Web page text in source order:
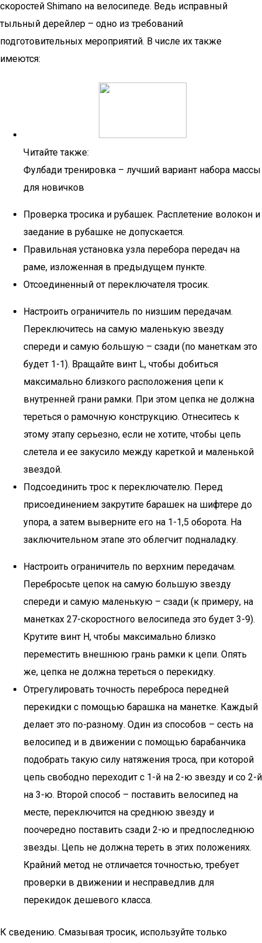
скоростей Shimano на велосипеде. Ведь исправный
тыльный дерейлер – одно из требований
подготовительных мероприятий. В числе их также
имеются:
Читайте также:
Фулбади тренировка – лучший вариант набора массы
для новичков
Проверка тросика и рубашек. Расплетение волокон и
заедание в рубашке не допускается.
Правильная установка узла перебора передач на
раме, изложенная в предыдущем пункте.
Отсоединенный от переключателя тросик.
Настроить ограничитель по низшим передачам.
Переключитесь на самую маленькую звезду
спереди и самую большую – сзади (по манеткам это
будет 1-1). Вращайте винт L, чтобы добиться
максимально близкого расположения цепи к
внутренней грани рамки. При этом цепка не должна
тереться о рамочную конструкцию. Отнеситесь к
этому этапу серьезно, если не хотите, чтобы цепь
слетела и ее закусило между кареткой и маленькой
звездой.
Подсоединить трос к переключателю. Перед
присоединением закрутите барашек на шифтере до
упора, а затем выверните его на 1-1,5 оборота. На
заключительном этапе это облегчит подналадку.
Настроить ограничитель по верхним передачам.
Перебросьте цепок на самую большую звезду
спереди и самую маленькую – сзади (к примеру, на
манетках 27-скоростного велосипеда это будет 3-9).
Крутите винт H, чтобы максимально близко
переместить внешнюю грань рамки к цепи. Опять
же, цепка не должна тереться о перекидку.
Отрегулировать точность переброса передней
перекидки с помощью барашка на манетке. Каждый
делает это по-разному. Один из способов – сесть на
велосипед и в движении с помощью барабанчика
подобрать такую силу натяжения троса, при которой
цепь свободно переходит с 1-й на 2-ю звезду и со 2-й
на 3-ю. Второй способ – поставить велосипед на
месте, переключится на среднюю звезду и
поочередно поставить сзади 2-ю и предпоследнюю
звезды. Цепь не должна тереть в этих положениях.
Крайний метод не отличается точностью, требует
проверки в движении и несправедлив для
перекидок дешевого класса.
К сведению. Смазывая тросик, используйте только